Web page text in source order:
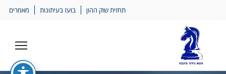
תחזית שוק ההון בועז בעיתונות מאמרים